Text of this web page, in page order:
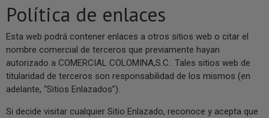
Política de enlaces
Esta web podrá contener enlaces a otros sitios web o citar el
nombre comercial de terceros que previamente hayan
autorizado a COMERCIAL COLOMINA,S.C.. Tales sitios web de
titularidad de terceros son responsabilidad de los mismos (en
adelante, “Sitios Enlazados”).
Si decide visitar cualquier Sitio Enlazado, reconoce y acepta que